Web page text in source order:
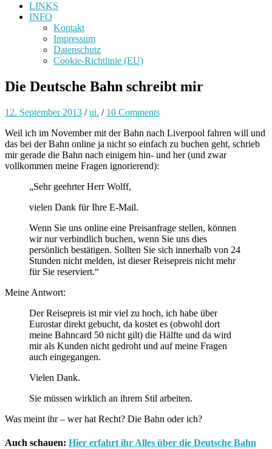
LINKS
INFO
Kontakt
Impressum
Datenschutz
Cookie-Richtlinie (EU)
Die Deutsche Bahn schreibt mir
12. September 2013 /ui. / 10 Comments
Weil ich im November mit der Bahn nach Liverpool fahren will und
das bei der Bahn online ja nicht so einfach zu buchen geht, schrieb
mir gerade die Bahn nach einigem hin- und her (und zwar
vollkommen meine Fragen ignorierend):
„Sehr geehrter Herr Wolff,
vielen Dank für Ihre E-Mail.
Wenn Sie uns online eine Preisanfrage stellen, können
wir nur verbindlich buchen, wenn Sie uns dies
persönlich bestätigen. Sollten Sie sich innerhalb von 24
Stunden nicht melden, ist dieser Reisepreis nicht mehr
für Sie reserviert.“
Meine Antwort:
Der Reisepreis ist mir viel zu hoch, ich habe über
Eurostar direkt gebucht, da kostet es (obwohl dort
meine Bahncard 50 nicht gilt) die Hälfte und da wird
mir als Kunden nicht gedroht und auf meine Fragen
auch eingegangen.
Vielen Dank.
Sie müssen wirklich an ihrem Stil arbeiten.
Was meint ihr – wer hat Recht? Die Bahn oder ich?
Auch schauen: Hier erfahrt ihr Alles über die Deutsche Bahn